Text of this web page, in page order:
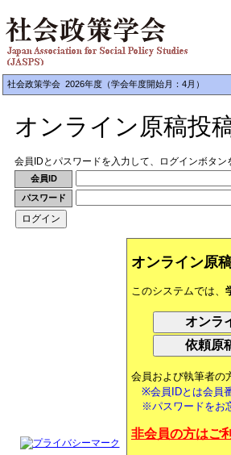
社会政策学会 2026年度（学会年度開始月：4月）
オンライン原稿投
会員IDとパスワードを入力して、ログインボタン
会員ID
パスワード
オンライン原
このシステムでは、
オンライ
依頼原稿
会員および執筆者の
※会員IDとは会員
※パスワードをお
非会員の方はご